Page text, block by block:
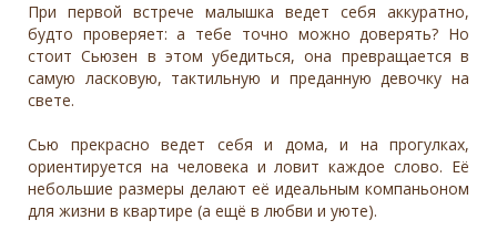
При первой встрече малышка ведет себя аккуратно,
будто проверяет: а тебе точно можно доверять? Но
стоит Сьюзен в этом убедиться, она превращается в
самую ласковую, тактильную и преданную девочку на
свете.
Сью прекрасно ведет себя и дома, и на прогулках,
ориентируется на человека и ловит каждое слово. Её
небольшие размеры делают её идеальным компаньоном
для жизни в квартире (а ещё в любви и уюте).